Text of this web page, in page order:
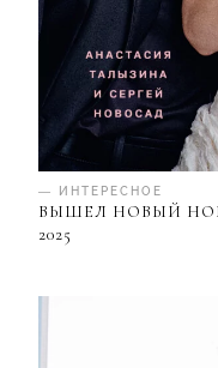
— ИНТЕРЕСНОЕ
ВЫШЕЛ НОВЫЙ
2025